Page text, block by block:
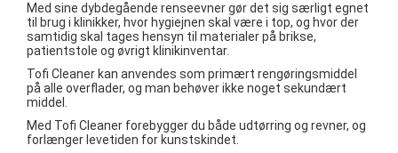
Med sine dybdegående renseevner gør det sig særligt egnet
til brug i klinikker, hvor hygiejnen skal være i top, og hvor der
samtidig skal tages hensyn til materialer på brikse,
patientstole og øvrigt klinikinventar.
Tofi Cleaner kan anvendes som primært rengøringsmiddel
på alle overflader, og man behøver ikke noget sekundært
middel.
Med Tofi Cleaner forebygger du både udtørring og revner, og
forlænger levetiden for kunstskindet.